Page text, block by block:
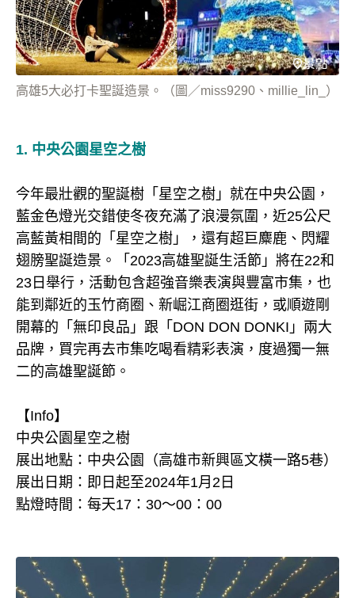
高雄5大必打卡聖誕造景。（圖／miss9290、millie_lin_）
1. 中央公園星空之樹
今年最壯觀的聖誕樹「星空之樹」就在中央公園，
藍金色燈光交錯使冬夜充滿了浪漫氛圍，近25公尺
高藍黃相間的「星空之樹」，還有超巨麋鹿、閃耀
翅膀聖誕造景。「2023高雄聖誕生活節」將在22和
23日舉行，活動包含超強音樂表演與豐富市集，也
能到鄰近的玉竹商圈、新崛江商圈逛街，或順遊剛
開幕的「無印良品」跟「DON DON DONKI」兩大
品牌，買完再去市集吃喝看精彩表演，度過獨一無
二的高雄聖誕節。
【Info】
中央公園星空之樹
展出地點：中央公園（高雄市新興區文橫一路5巷）
展出日期：即日起至2024年1月2日
點燈時間：每天17：30～00：00